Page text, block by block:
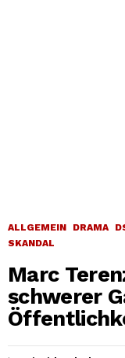
ALLGEMEIN DRAMA
SKANDAL
Marc
schwerer